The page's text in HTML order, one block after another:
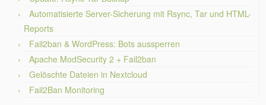
Automatisierte Server-Sicherung mit Rsync, Tar und HTML-
Reports
Fail2ban & WordPress: Bots aussperren
Apache ModSecurity 2 + Fail2ban
Gelöschte Dateien in Nextcloud
Fail2Ban Monitoring